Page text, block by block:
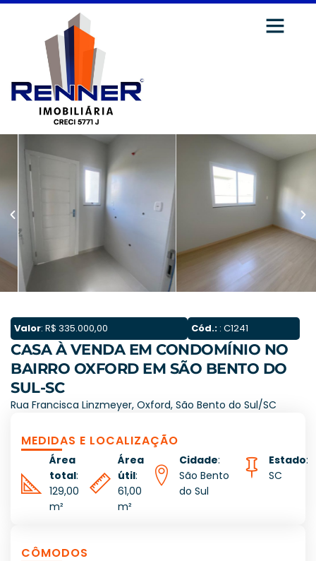
Valor: R$ 335.000,00 Cód.: : C1241
CASA À VENDA EM CONDOMÍNIO NO
BAIRRO OXFORD EM SÃO BENTO DO
SUL-SC
Rua Francisca Linzmeyer, Oxford, São Bento do Sul/SC
MEDIDAS E LOCALIZAÇÃO
Área
total:
129,00
m²
Área
útil:
61,00
m²
Cidade:
São Bento
do Sul
Estado:
SC
CÔMODOS